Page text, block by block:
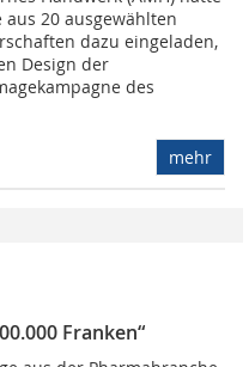
20 ausgewählten
dazu eingeladen,
Design der
des
mehr
Franken“